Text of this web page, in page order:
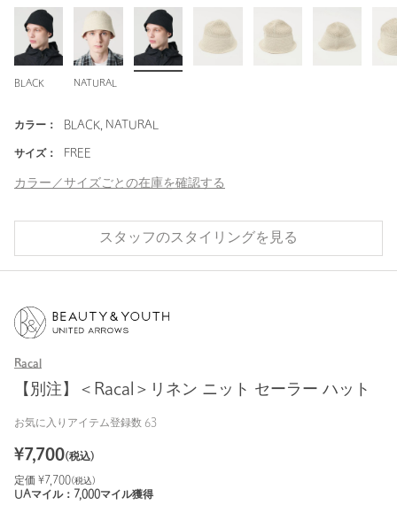
BLACK NATURAL
カラー： BLACK, NATURAL
サイズ： FREE
カラー／サイズごとの在庫を確認する
スタッフのスタイリングを見る
Racal
【別注】＜Racal＞リネン ニット セーラー ハット
お気に入りアイテム登録数 63
¥7,700(税込)
定価 ¥7,700(税込)
UAマイル： 7,000マイル獲得